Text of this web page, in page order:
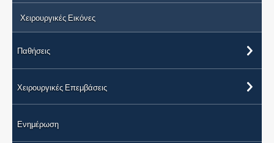
Χειρουργικές Εικόνες
Παθήσεις
Χειρουργικές Επεμβάσεις
Ενημέρωση